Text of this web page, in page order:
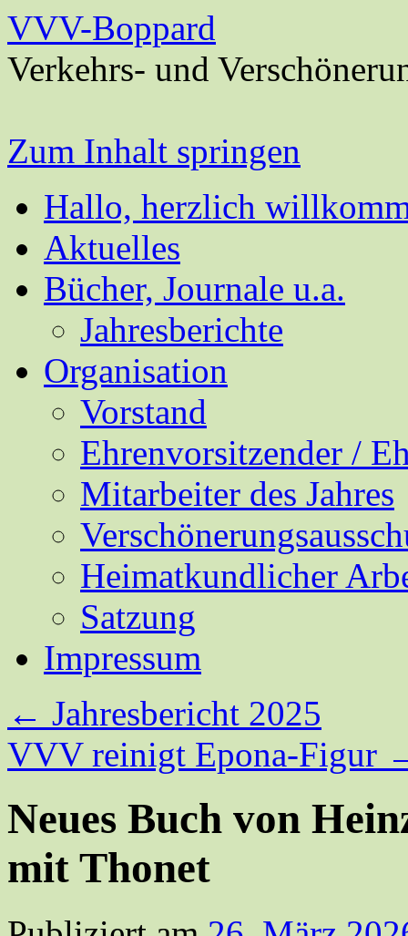
VVV-Boppard
Verkehrs- und
Zum Inhalt springen
Hallo, herzlich
Aktuelles
Bücher, Journale u.a.
Jahresberichte
Organisation
Vorstand
Ehrenvorsitzender /
Mitarbeiter des Jahres
Heimatkundlicher
Satzung
Impressum
← Jahresbericht 2025
VVV reinigt Epona-Figur
Neues Buch von
mit Thonet